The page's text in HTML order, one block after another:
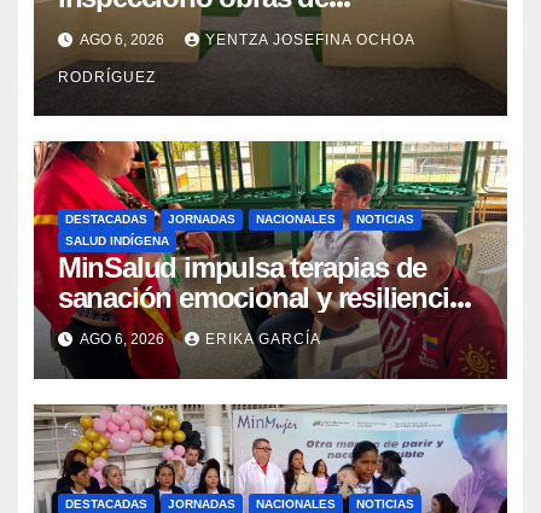
recuperación en la Maternidad
Integral Aragua
AGO 6, 2026 YENTZA JOSEFINA OCHOA
RODRÍGUEZ
DESTACADAS JORNADAS NACIONALES
NOTICIAS
SALUD INDÍGENA
MinSalud impulsa terapias de
sanación emocional y resiliencia
post-sismo junto a comunidades
indígenas en Caracas
AGO 6, 2026 ERIKA GARCÍA
DESTACADAS JORNADAS NACIONALES NOTICIAS